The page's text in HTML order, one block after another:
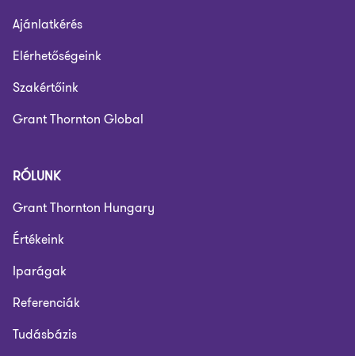
Ajánlatkérés
Elérhetőségeink
Szakértőink
Grant Thornton Global
RÓLUNK
Grant Thornton Hungary
Értékeink
Iparágak
Referenciák
Tudásbázis